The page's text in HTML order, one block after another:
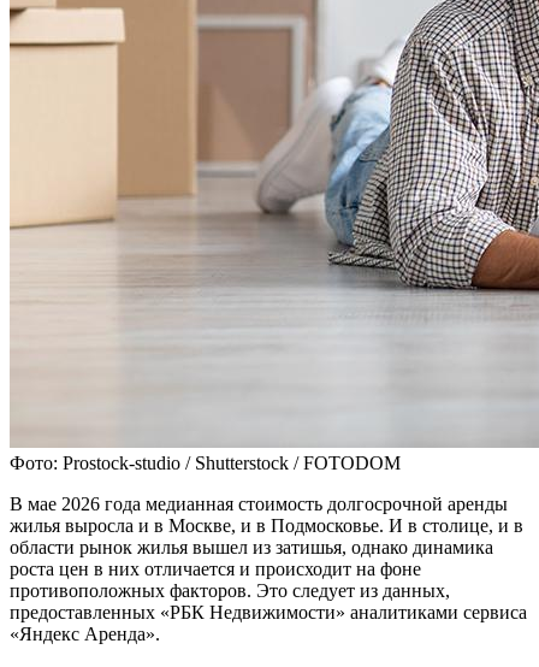
Фото: Prostock-studio / Shutterstock / FOTODOM
В мае 2026 года медианная стоимость долгосрочной аренды
жилья выросла и в Москве, и в Подмосковье. И в столице, и в
области рынок жилья вышел из затишья, однако динамика
роста цен в них отличается и происходит на фоне
противоположных факторов. Это следует из данных,
предоставленных «РБК Недвижимости» аналитиками сервиса
«Яндекс Аренда».